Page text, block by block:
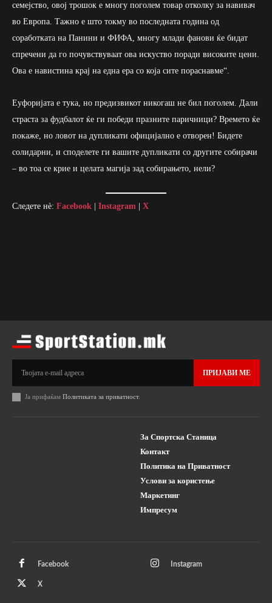
семејство, овој трошок е многу поголем товар отколку за навивач
во Европа. Тажно е што токму во последната година од
соработката на Панини и ФИФА, многу млади фанови ќе бидат
спречени да го почувствуваат ова искуство поради високите цени.
Ова е навистина крај на една ера со која сите пораснавме“.
Еуфоријата е тука, но предизвикот никогаш не бил поголем. Дали
страста за фудбалот ќе ги победи празните паричници? Времето ќе
покаже, но ловот на дупликати официјално е отворен! Бидете
солидарни, и споделете ги вашите дупликати со другите собирачи
– во тоа се крие и целата магија зад собирањето, нели?
Следете нè: Facebook Instagram X
ПРИЈАВИ МЕ
Ја прифаќам Политиката за приватност.
За Спортска Станица
Контакт
Политика на Приватност
Услови за користење
Маркетинг
Импресум
Facebook Instagram
X